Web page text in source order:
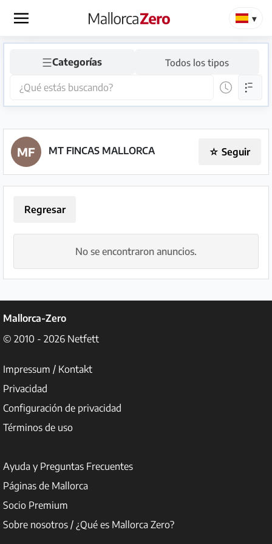
×
Página
inicio
Publicar
anuncio
Tienda
IniciarRegistrarse
Socio
Premium
/
Contacto
Privacidad
de
uso
Ayuda
☰Categorías Todos los tipos
MF MT FINCAS MALLORCA ☆ Seguir
Regresar
No se encontraron anuncios.
Mallorca-Zero
© 2010 - 2026 Netfett
Impressum / Kontakt
Privacidad
Configuración de privacidad
Términos de uso
Ayuda y Preguntas Frecuentes
Páginas de Mallorca
Socio Premium
Sobre nosotros / ¿Qué es Mallorca Zero?